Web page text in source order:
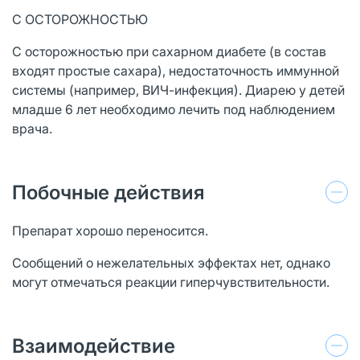
С ОСТОРОЖНОСТЬЮ
С осторожностью при сахарном диабете (в состав
входят простые сахара), недостаточность иммунной
системы (например, ВИЧ-инфекция). Диарею у детей
младше 6 лет необходимо лечить под наблюдением
врача.
Побочные действия
Препарат хорошо переносится.
Сообщений о нежелательных эффектах нет, однако
могут отмечаться реакции гиперчувствительности.
Взаимодействие